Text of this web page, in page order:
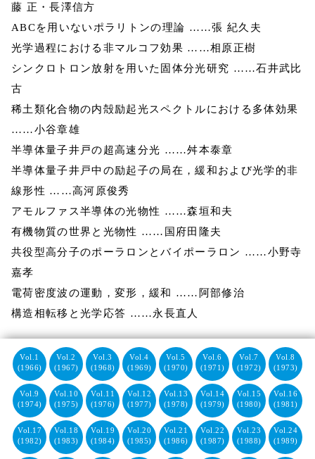
藤 正・長澤信方
ABCを用いないポラリトンの理論 ……張 紀久夫
光学過程における非マルコフ効果 ……相原正樹
シンクロトロン放射を用いた固体分光研究 ……石井武比
古
稀土類化合物の内殻励起光スペクトルにおける多体効果
……小谷章雄
半導体量子井戸の超高速分光 ……舛本泰章
半導体量子井戸中の励起子の局在，緩和および光学的非
線形性 ……高河原俊秀
アモルファス半導体の光物性 ……森垣和夫
有機物質の世界と光物性 ……国府田隆夫
共役型高分子のポーラロンとバイポーラロン ……小野寺
嘉孝
電荷密度波の運動，変形，緩和 ……阿部修治
構造相転移と光学応答 ……永長直人
Vol.1
(1966)
Vol.2
(1967)
Vol.3
(1968)
Vol.4
(1969)
Vol.5
(1970)
Vol.6
(1971)
Vol.7
(1972)
Vol.8
(1973)
Vol.9
(1974)
Vol.10
(1975)
Vol.11
(1976)
Vol.12
(1977)
Vol.13
(1978)
Vol.14
(1979)
Vol.15
(1980)
Vol.16
(1981)
Vol.17
(1982)
Vol.18
(1983)
Vol.19
(1984)
Vol.20
(1985)
Vol.21
(1986)
Vol.22
(1987)
Vol.23
(1988)
Vol.24
(1989)